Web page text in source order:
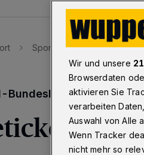
Sporttexte Liveticker:
Bundesliga: Samstag ab
Wir und unsere
Browserdaten
aktivieren Sie
verarbeiten
Auswahl von Alle
Wenn Tracker
nicht mehr so